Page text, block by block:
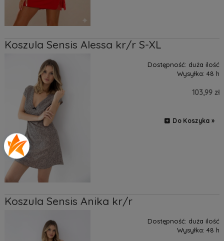
Koszula Sensis Alessa kr/r S-XL
Dostępność: duża ilość
Wysyłka: 48 h
103,99 zł
Do Koszyka »
Koszula Sensis Anika kr/r
Dostępność: duża ilość
Wysyłka: 48 h